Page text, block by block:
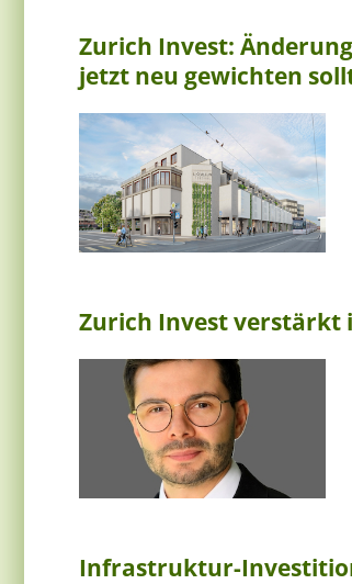
Zurich Invest:
jetzt neu gewichten
Zurich Invest verstärkt
Infrastruktur-